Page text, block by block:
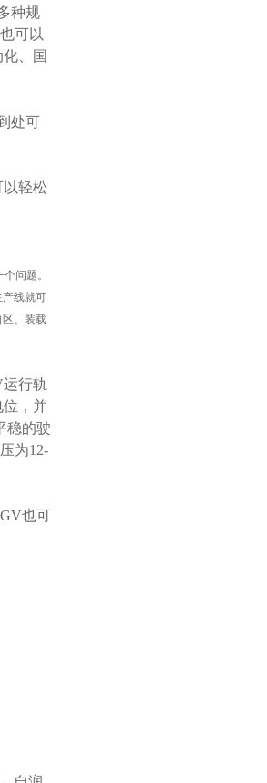
种规
可以
、国
处可
轻松
问题。
线就可
区、装载
行轨
位，并
稳的驶
为12-
也可